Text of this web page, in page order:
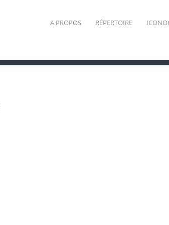
A PROPOS RÉPERTOIRE